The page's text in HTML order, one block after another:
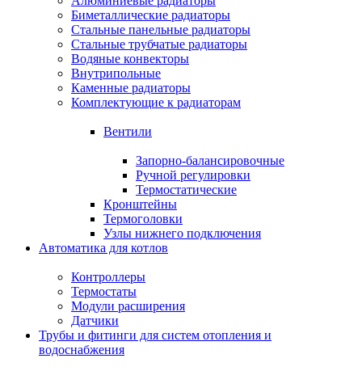
Биметаллические радиаторы
Стальные панельные радиаторы
Стальные трубчатые радиаторы
Водяные конвекторы
Внутрипольные
Каменные радиаторы
Комплектующие к радиаторам
Вентили
Запорно-балансировочные
Ручной регулировки
Термостатические
Кронштейны
Термоголовки
Узлы нижнего подключения
Автоматика для котлов
Контроллеры
Термостаты
Модули расширения
Датчики
Трубы и фитинги для систем отопления и
водоснабжения